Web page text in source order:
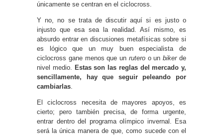
únicamente se centran en el ciclocross.
Y no, no se trata de discutir aquí si es justo o
injusto que esa sea la realidad. Así mismo, es
absurdo entrar en discusiones metafísicas sobre si
es lógico que un muy buen especialista de
ciclocross gane menos que un ruteroo unbikerde
nivel medio. Estas son las reglas del mercado y,
sencillamente, hay que seguir peleando por
cambiarlas.
El ciclocross necesita de mayores apoyos, es
cierto; pero también precisa, de forma urgente,
entrar dentro del programa olímpico invernal. Esa
será la única manera de que, como sucede con el